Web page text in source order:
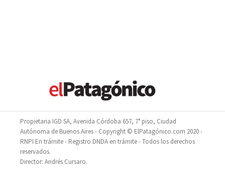
Propietaria IGD SA, Avenida Córdoba 657, 7° piso, Ciudad
Autónoma de Buenos Aires - Copyright © ElPatagónico.com 2020 -
RNPI En trámite - Registro DNDA en trámite - Todos los derechos
reservados.
Director: Andrés Cursaro.